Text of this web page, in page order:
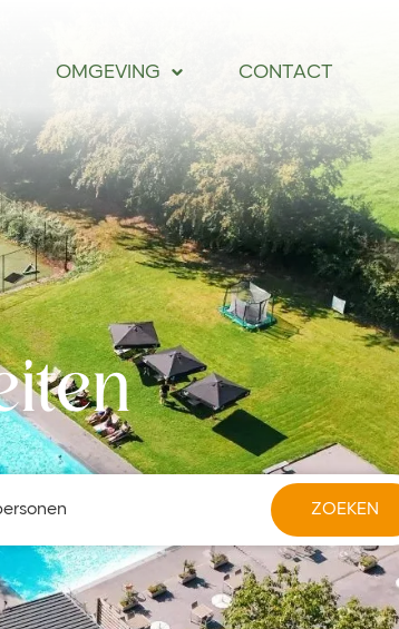
OMGEVING CONTACT